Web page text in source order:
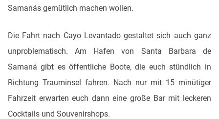
Samanás gemütlich machen wollen.
Die Fahrt nach Cayo Levantado gestaltet sich auch ganz
unproblematisch. Am Hafen von Santa Barbara de
Samaná gibt es öffentliche Boote, die euch stündlich in
Richtung Trauminsel fahren. Nach nur mit 15 minütiger
Fahrzeit erwarten euch dann eine große Bar mit leckeren
Cocktails und Souvenirshops.